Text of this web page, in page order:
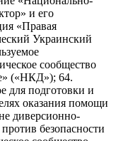
и его
«Правая
Украинский
сообщество
(«НКД»); 64.
для подготовки и
оказания помощи
диверсионно-
безопасности